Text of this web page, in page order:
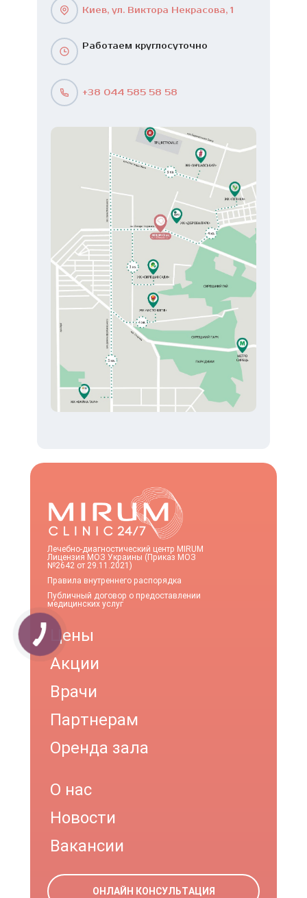
Киев, ул. Виктора Некрасова, 1
Работаем круглосуточно
+38 044 585 58 58
Лечебно-диагностический центр MIRUM
Лицензия МОЗ Украины (Приказ МОЗ
№2642 от 29.11.2021)
Правила внутреннего распорядка
Публичный договор о предоставлении
медицинских услуг
Цены
Акции
Врачи
Партнерам
Оренда зала
О нас
Новости
Вакансии
ОНЛАЙН КОНСУЛЬТАЦИЯ